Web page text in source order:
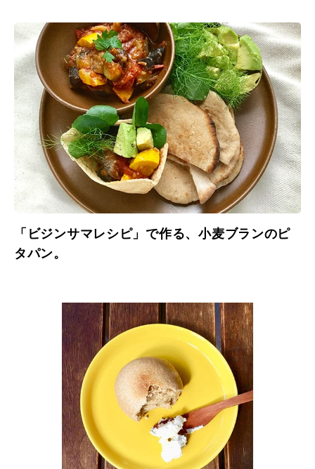
「ビジンサマレシピ」で作る、小麦ブランのピ
タパン。